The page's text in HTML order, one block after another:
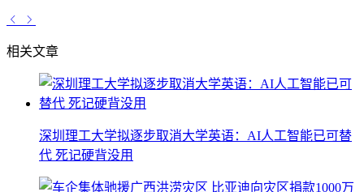
相关文章
深圳理工大学拟逐步取消大学英语：AI人工智能已可替
代 死记硬背没用